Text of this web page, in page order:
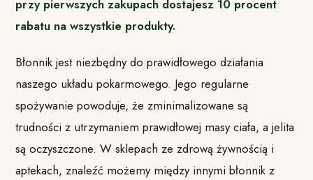
przy pierwszych zakupach dostajesz 10 procent
rabatu na wszystkie produkty.
Błonnik jest niezbędny do prawidłowego działania
naszego układu pokarmowego. Jego regularne
spożywanie powoduje, że zminimalizowane są
trudności z utrzymaniem prawidłowej masy ciała, a jelita
są oczyszczone. W sklepach ze zdrową żywnością i
aptekach, znaleźć możemy między innymi błonnik z